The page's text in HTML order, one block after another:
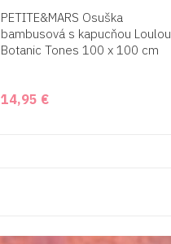
PETITE&MARS Osuška
bambusová s kapucňou Loulou
Botanic Tones 100 x 100 cm
14,95 €